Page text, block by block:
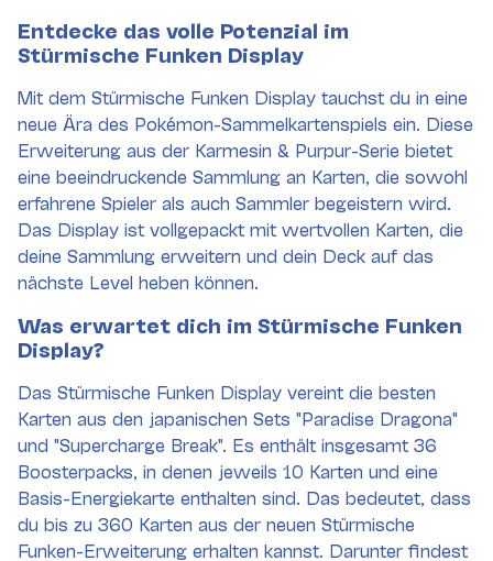
Entdecke das volle Potenzial im
Stürmische Funken Display
Mit dem Stürmische Funken Display tauchst du in eine
neue Ära des Pokémon-Sammelkartenspiels ein. Diese
Erweiterung aus der Karmesin & Purpur-Serie bietet
eine beeindruckende Sammlung an Karten, die sowohl
erfahrene Spieler als auch Sammler begeistern wird.
Das Display ist vollgepackt mit wertvollen Karten, die
deine Sammlung erweitern und dein Deck auf das
nächste Level heben können.
Was erwartet dich im Stürmische Funken
Display?
Das Stürmische Funken Display vereint die besten
Karten aus den japanischen Sets "Paradise Dragona"
und "Supercharge Break". Es enthält insgesamt 36
Boosterpacks, in denen jeweils 10 Karten und eine
Basis-Energiekarte enthalten sind. Das bedeutet, dass
du bis zu 360 Karten aus der neuen Stürmische
Funken-Erweiterung erhalten kannst. Darunter findest